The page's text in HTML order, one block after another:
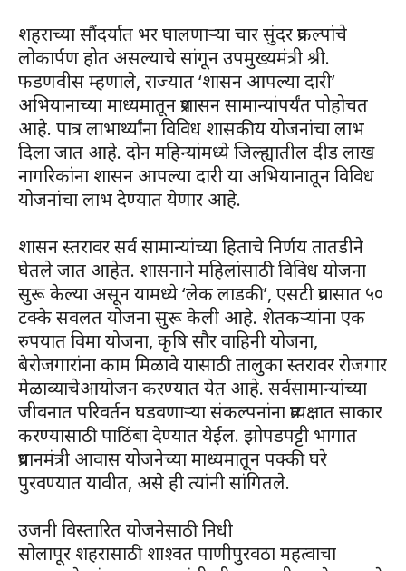
शहराच्या सौंदर्यात भर घालणाऱ्या चार सुंदर प्रकल्पांचे
लोकार्पण होत असल्याचे सांगून उपमुख्यमंत्री श्री.
फडणवीस म्हणाले, राज्यात ‘शासन आपल्या दारी’
अभियानाच्या माध्यमातून प्रशासन सामान्यांपर्यंत पोहोचत
आहे. पात्र लाभार्थ्यांना विविध शासकीय योजनांचा लाभ
दिला जात आहे. दोन महिन्यांमध्ये जिल्ह्यातील दीड लाख
नागरिकांना शासन आपल्या दारी या अभियानातून विविध
योजनांचा लाभ देण्यात येणार आहे.
शासन स्तरावर सर्व सामान्यांच्या हिताचे निर्णय तातडीने
घेतले जात आहेत. शासनाने महिलांसाठी विविध योजना
सुरू केल्या असून यामध्ये ‘लेक लाडकी’, एसटी प्रवासात ५०
टक्के सवलत योजना सुरू केली आहे. शेतकऱ्यांना एक
रुपयात विमा योजना, कृषि सौर वाहिनी योजना,
बेरोजगारांना काम मिळावे यासाठी तालुका स्तरावर रोजगार
मेळाव्याचेआयोजन करण्यात येत आहे. सर्वसामान्यांच्या
जीवनात परिवर्तन घडवणाऱ्या संकल्पनांना प्रत्यक्षात साकार
करण्यासाठी पाठिंबा देण्यात येईल. झोपडपट्टी भागात
प्रधानमंत्री आवास योजनेच्या माध्यमातून पक्की घरे
पुरवण्यात यावीत, असे ही त्यांनी सांगितले.
उजनी विस्तारित योजनेसाठी निधी
सोलापूर शहरासाठी शाश्वत पाणीपुरवठा महत्वाचा